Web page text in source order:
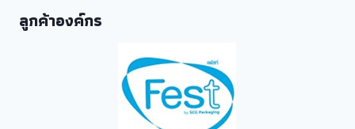
ลูกค้าองค์กร